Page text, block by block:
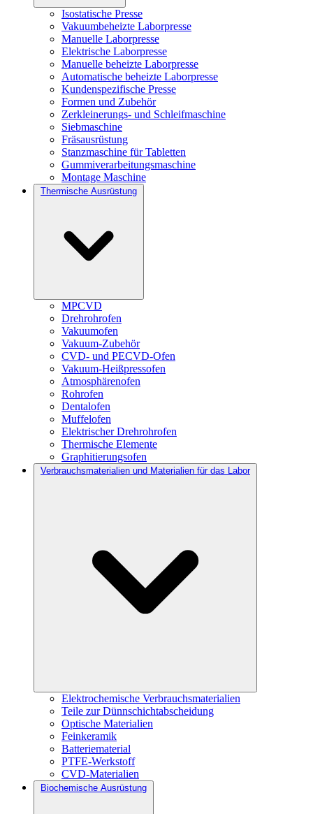
Isostatische Presse
Vakuumbeheizte Laborpresse
Manuelle Laborpresse
Elektrische Laborpresse
Manuelle beheizte Laborpresse
Automatische beheizte Laborpresse
Kundenspezifische Presse
Formen und Zubehör
Zerkleinerungs- und Schleifmaschine
Siebmaschine
Fräsausrüstung
Stanzmaschine für Tabletten
Gummiverarbeitungsmaschine
Montage Maschine
Thermische Ausrüstung
MPCVD
Drehrohrofen
Vakuumofen
Vakuum-Zubehör
CVD- und PECVD-Ofen
Vakuum-Heißpressofen
Atmosphärenofen
Rohrofen
Dentalofen
Muffelofen
Elektrischer Drehrohrofen
Thermische Elemente
Graphitierungsofen
Verbrauchsmaterialien und Materialien für das Labor
Elektrochemische Verbrauchsmaterialien
Teile zur Dünnschichtabscheidung
Optische Materialien
Feinkeramik
Batteriematerial
PTFE-Werkstoff
CVD-Materialien
Biochemische Ausrüstung